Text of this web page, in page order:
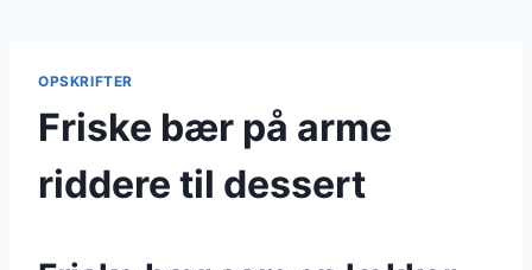
OPSKRIFTER
Friske bær på arme
riddere til dessert